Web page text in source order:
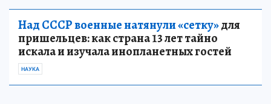
Над СССР военные натянули «сетку»для
пришельцев: как страна 13 лет тайно
искала и изучала инопланетных гостей
НАУКА